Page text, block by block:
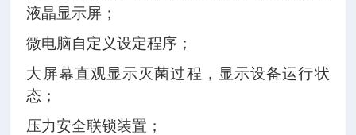
液晶显示屏；
微电脑自定义设定程序；
大屏幕直观显示灭菌过程，显示设备运行状
态；
压力安全联锁装置；